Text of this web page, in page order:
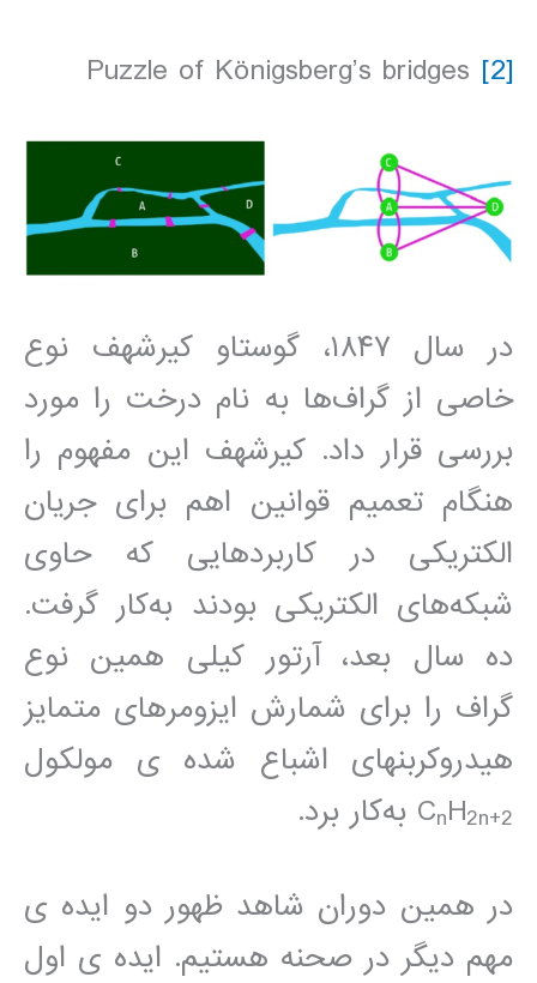
[2]
در سال ۱۸۴۷، گوستاو کیرشهف نوع
خاصی از گراف‌ها به نام درخت را مورد
بررسی قرار داد. کیرشهف این مفهوم را
هنگام تعمیم قوانین اهم برای جریان
الکتریکی در کاربردهایی که حاوی
شبکه‌های الکتریکی بودند به‌کار گرفت.
ده سال بعد، آرتور کیلی همین نوع
گراف را برای شمارش ایزومرهای متمایز
هیدروکربنهای اشباع شده ی مولکول
CnH2n+2 به‌کار برد.
در همین دوران شاهد ظهور دو ایده ی
مهم دیگر در صحنه هستیم. ایده ی اول